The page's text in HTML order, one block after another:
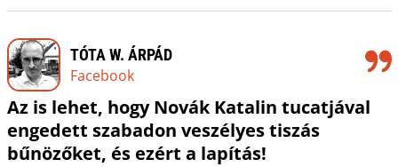
TÓTA W. ÁRPÁD
Facebook
Az is lehet, hogy Novák Katalin tucatjával
engedett szabadon veszélyes tiszás
bűnözőket, és ezért a lapítás!